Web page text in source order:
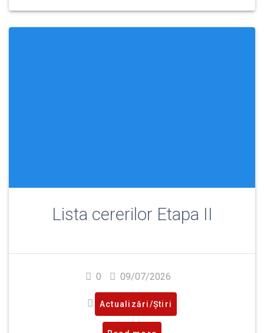
Lista cererilor Etapa II
0 09/07/2026
Actualizări/Știri